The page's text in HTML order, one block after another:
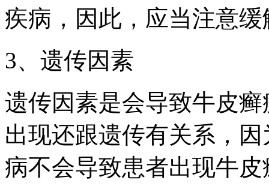
疾病，因此，应当注意
3、遗传因素
遗传因素是会导致牛皮
出现还跟遗传有关系，
病不会导致患者出现牛